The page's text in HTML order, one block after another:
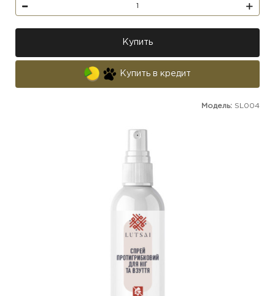
Модель: SL004
Купить
Купить в кредит